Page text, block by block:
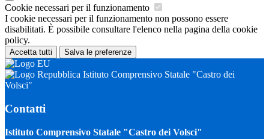
Cookie necessari per il funzionamento
I cookie necessari per il funzionamento non possono essere
disabilitati. È possibile consultare l'elenco nella pagina della cookie
policy.
Accetta tutti Salva le preferenze
Istituto Comprensivo Statale "Castro dei
Volsci"
Contatti
Istituto Comprensivo Statale "Castro dei Volsci"